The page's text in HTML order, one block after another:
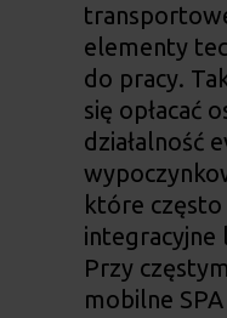
elementy
do pracy.
się opłacać
działalność
które
Przy
mobilne